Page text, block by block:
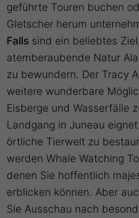
geführte Touren buchen
Gletscher herum
Falls sind ein beliebtes
atemberaubende Natur
zu bewundern. Der Tracy
weitere wunderbare
Eisberge und Wasserfälle
Landgang in Juneau
örtliche Tierwelt zu
werden Whale Watching
denen Sie hoffentlich
erblicken können. Aber
Sie Ausschau nach